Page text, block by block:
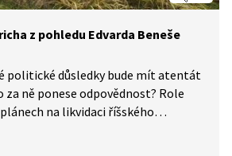
z pohledu Edvarda Beneše
politické důsledky bude mít atentát
za ně ponese odpovědnost? Role
na likvidaci říšského